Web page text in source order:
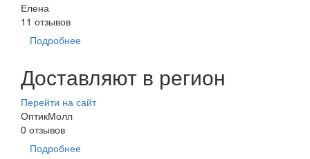
Елена
11 отзывов
Подробнее
Доставляют в регион
Перейти на сайт
ОптикМолл
0 отзывов
Подробнее